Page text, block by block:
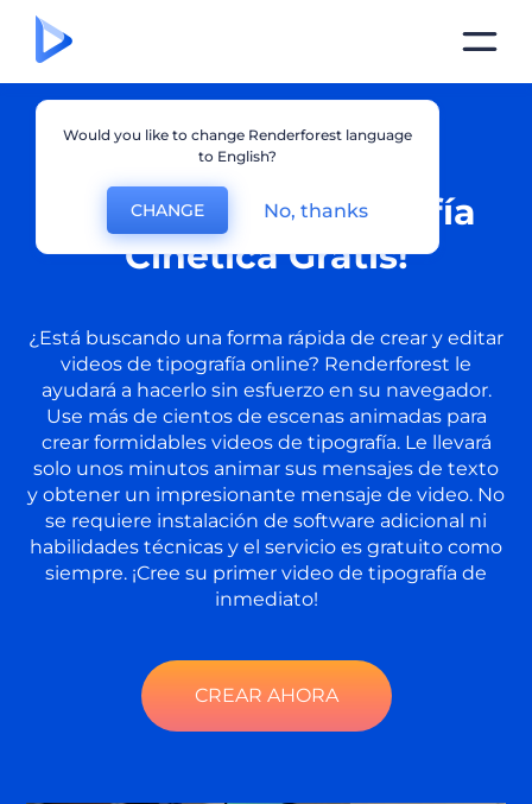
¡Creador de Tipografía
Cinética Gratis!
¿Está buscando una forma rápida de crear y editar
videos de tipografía online? Renderforest le
ayudará a hacerlo sin esfuerzo en su navegador.
Use más de cientos de escenas animadas para
crear formidables videos de tipografía. Le llevará
solo unos minutos animar sus mensajes de texto
y obtener un impresionante mensaje de video. No
se requiere instalación de software adicional ni
habilidades técnicas y el servicio es gratuito como
siempre. ¡Cree su primer video de tipografía de
inmediato!
CREAR AHORA
Would you like to change Renderforest language
to English?
CHANGE No, thanks